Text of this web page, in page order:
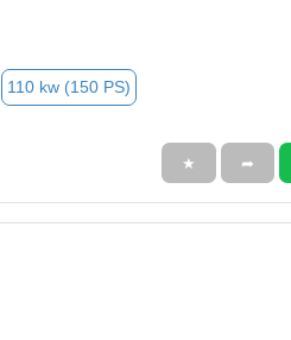
110 kw (150 PS)
★ ➦